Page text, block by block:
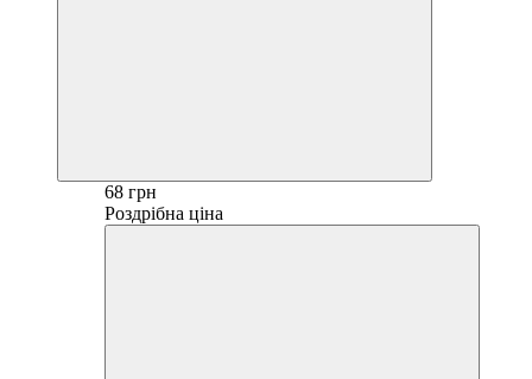
68 грн
Роздрібна ціна